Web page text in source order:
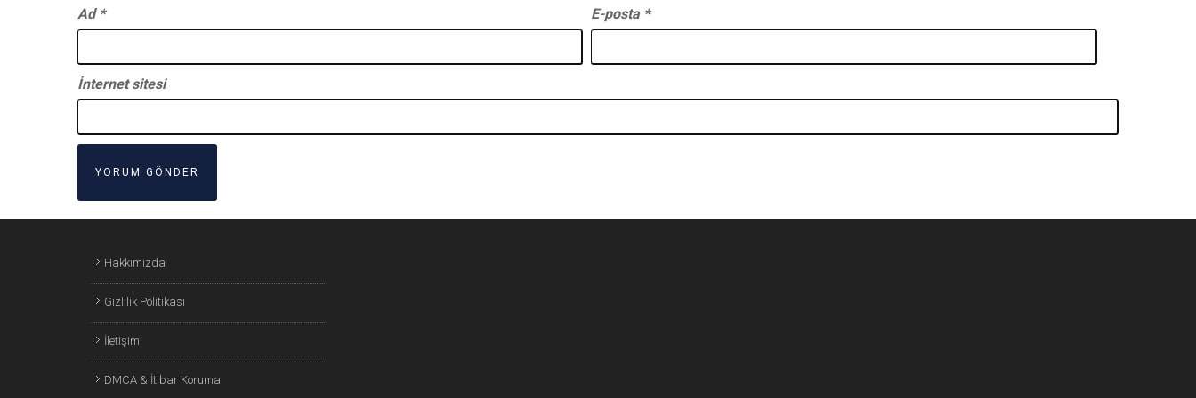
Ad * E-posta *
İnternet sitesi
Hakkımızda
Gizlilik Politikası
İletişim
DMCA & İtibar Koruma